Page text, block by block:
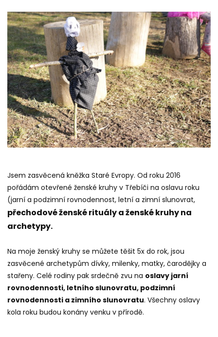
Jsem zasvěcená kněžka Staré Evropy. Od roku 2016
pořádám otevřené ženské kruhy v Třebíči na oslavu roku
(jarní a podzimní rovnodennost, letní a zimní slunovrat,
přechodové ženské rituály a ženské kruhy na
archetypy.
Na moje ženský kruhy se můžete těšit 5x do rok, jsou
zasvěcené archetypům dívky, milenky, matky, čarodějky a
stařeny. Celé rodiny pak srdečně zvu na oslavy jarní
rovnodennosti, letního slunovratu, podzimní
rovnodennosti a zimního slunovratu. Všechny oslavy
kola roku budou konány venku v přírodě.